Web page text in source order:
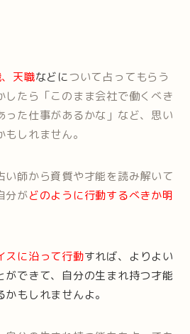
天職などについて占ってもらう
したら「このまま会社で働くべき
った仕事があるかな」など、思い
しれません。
い師から資質や才能を読み解いて
分がどのように行動するべきか明
スに沿って行動すれば、よりよい
ができて、自分の生まれ持つ才能
もしれませんよ。